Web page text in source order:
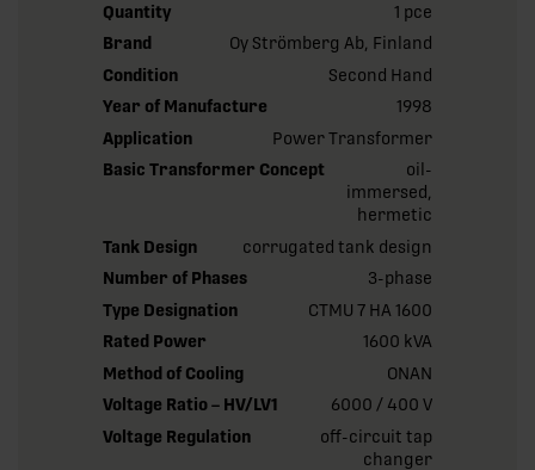
Quantity
1 pce
Brand
Oy Strömberg Ab, Finland
Condition
Second Hand
Year of Manufacture
1998
Application
Power Transformer
Basic Transformer Concept
oil-
immersed,
hermetic
Tank Design
corrugated tank design
Number of Phases
3-phase
Type Designation
CTMU 7 HA 1600
Rated Power
1600 kVA
Method of Cooling
ONAN
Voltage Ratio – HV/LV1
6000 / 400 V
Voltage Regulation
off-circuit tap
changer